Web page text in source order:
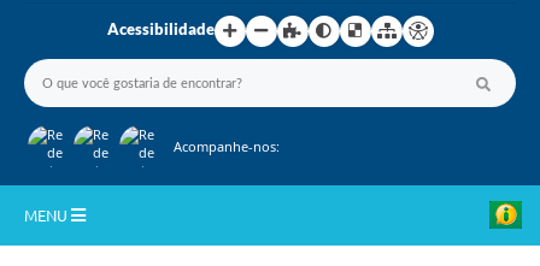
Acessibilidade
Acompanhe-nos:
MENU